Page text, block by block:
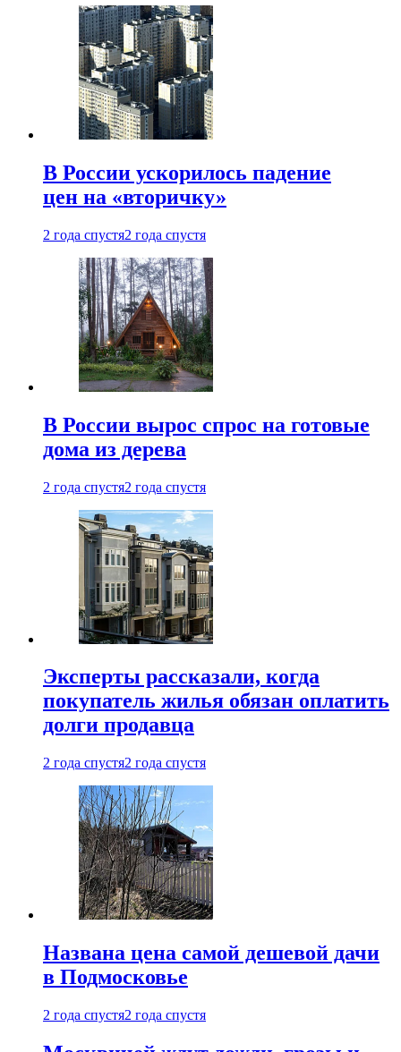
В России ускорилось падение
цен на «вторичку»
2 года спустя2 года спустя
В России вырос спрос на готовые
дома из дерева
2 года спустя2 года спустя
Эксперты рассказали, когда
покупатель жилья обязан оплатить
долги продавца
2 года спустя2 года спустя
Названа цена самой дешевой дачи
в Подмосковье
2 года спустя2 года спустя